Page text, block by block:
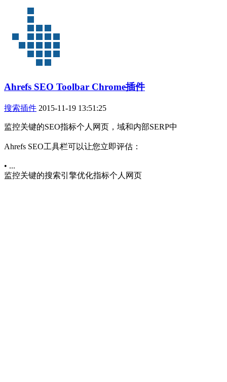
Ahrefs SEO Toolbar Chrome插件
搜索插件 2015-11-19 13:51:25
监控关键的SEO指标个人网页，域和内部SERP中
Ahrefs SEO工具栏可以让您立即评估：
• ...
监控关键的搜索引擎优化指标个人网页